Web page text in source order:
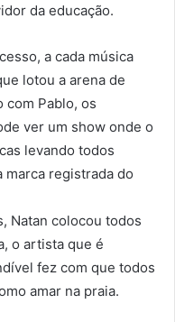
da educação.
a cada música
lotou a arena de
com Pablo, os
ver um show onde o
levando todos
marca registrada do
Natan colocou todos
o artista que é
fez com que todos
amar na praia.